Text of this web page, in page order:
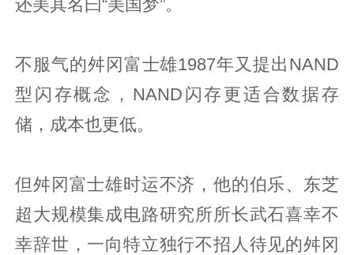
还美其名曰“美国梦”。
不服气的舛冈富士雄1987年又提出NAND
型闪存概念，NAND闪存更适合数据存
储，成本也更低。
但舛冈富士雄时运不济，他的伯乐、东芝
超大规模集成电路研究所所长武石喜幸不
幸辞世，一向特立独行不招人待见的舛冈